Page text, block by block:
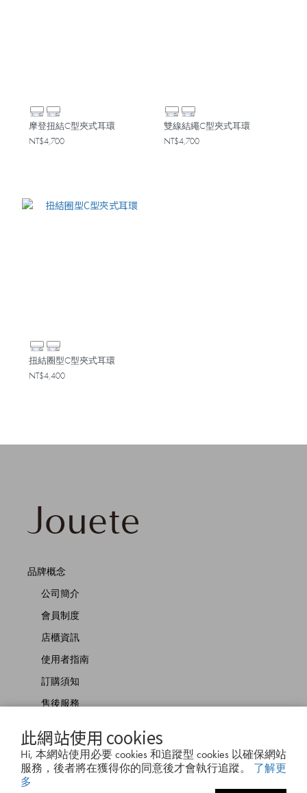
此網站使用 cookies
Hi, 本網站使用必要 cookies 和追蹤型 cookies 以確保網站
服務，後者將在獲得你的同意後才會執行追蹤。 了解更
多
摩登扭結C型夾式耳環
NT$4,700
雙線結繩C型夾式耳環
NT$4,700
扭結圈型C型夾式耳環
NT$4,400
品牌概念
公司簡介
會員制度
店櫃資訊
使用者指南
訂購須知
售後服務
聯絡我們